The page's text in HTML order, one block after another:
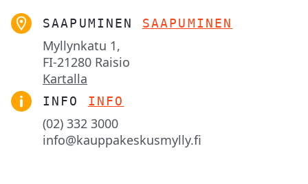
SAAPUMINEN SAAPUMINEN
Myllynkatu 1,
FI-21280 Raisio
Kartalla
INFO INFO
(02) 332 3000
info@kauppakeskusmylly.fi